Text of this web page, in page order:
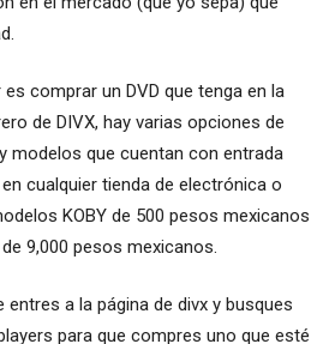
comprar un DVD que tenga en la
de DIVX, hay varias opciones de
modelos que cuentan con entrada
cualquier tienda de electrónica o
KOBY de 500 pesos mexicanos
9,000 pesos mexicanos.
a la página de divx y busques
para que compres uno que esté